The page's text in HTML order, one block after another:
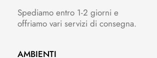
Spediamo entro 1-2 giorni e
offriamo vari servizi di consegna.
AMBIENTI